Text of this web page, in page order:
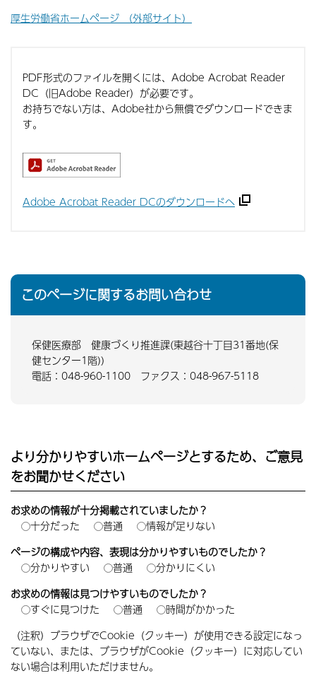
厚生労働省ホームページ （外部サイト）
PDF形式のファイルを開くには、Adobe Acrobat Reader
DC（旧Adobe Reader）が必要です。
お持ちでない方は、Adobe社から無償でダウンロードできま
す。
Adobe Acrobat Reader DCのダウンロードへ
このページに関するお問い合わせ
保健医療部 健康づくり推進課(東越谷十丁目31番地(保
健センター1階))
電話：048-960-1100 ファクス：048-967-5118
より分かりやすいホームページとするため、ご意見
をお聞かせください
お求めの情報が十分掲載されていましたか？
十分だった
普通
情報が足りない
ページの構成や内容、表現は分かりやすいものでしたか？
分かりやすい
普通
分かりにくい
お求めの情報は見つけやすいものでしたか？
すぐに見つけた
普通
時間がかかった
（注釈）ブラウザでCookie（クッキー）が使用できる設定になっ
ていない、または、ブラウザがCookie（クッキー）に対応してい
ない場合は利用いただけません。